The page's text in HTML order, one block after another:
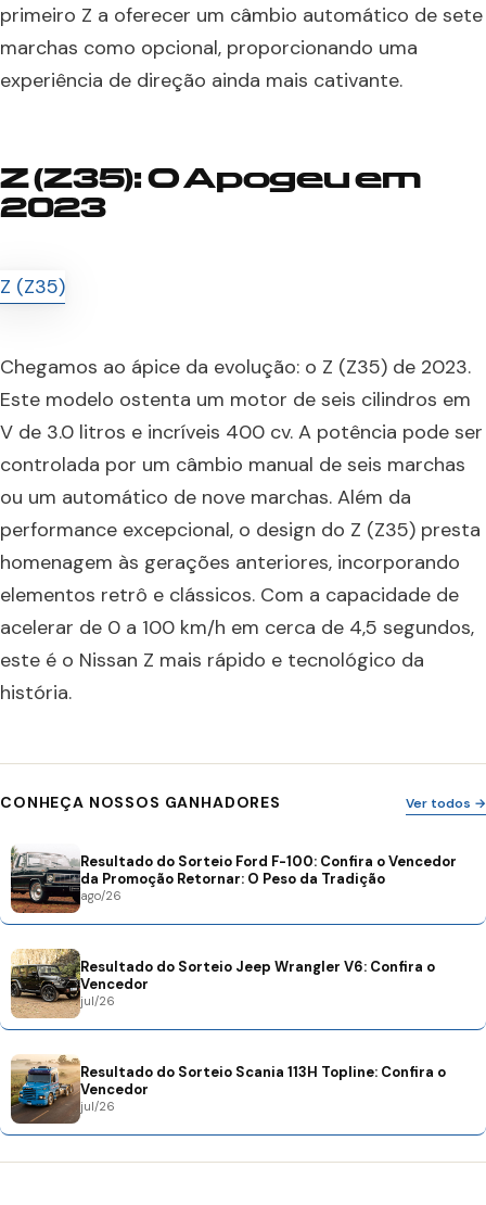
primeiro Z a oferecer um câmbio automático de sete
marchas como opcional, proporcionando uma
experiência de direção ainda mais cativante.
Z (Z35): O Apogeu em
2023
Chegamos ao ápice da evolução: o Z (Z35) de 2023.
Este modelo ostenta um motor de seis cilindros em
V de 3.0 litros e incríveis 400 cv. A potência pode ser
controlada por um câmbio manual de seis marchas
ou um automático de nove marchas. Além da
performance excepcional, o design do Z (Z35) presta
homenagem às gerações anteriores, incorporando
elementos retrô e clássicos. Com a capacidade de
acelerar de 0 a 100 km/h em cerca de 4,5 segundos,
este é o Nissan Z mais rápido e tecnológico da
história.
CONHEÇA NOSSOS GANHADORES Ver todos →
Resultado do Sorteio Ford F-100: Confira o Vencedor
da Promoção Retornar: O Peso da Tradição
ago/26
Resultado do Sorteio Jeep Wrangler V6: Confira o
Vencedor
jul/26
Resultado do Sorteio Scania 113H Topline: Confira o
Vencedor
jul/26